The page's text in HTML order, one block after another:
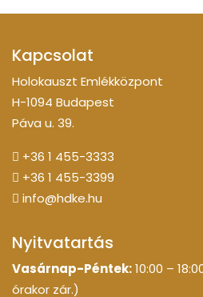
Kapcsolat
Holokauszt Emlékközpont
H-1094 Budapest
Páva u. 39.
+36 1 455-3333
+36 1 455-3399
info@hdke.hu
Nyitvatartás
Vasárnap-Péntek:10:00 –
órakor zár.)